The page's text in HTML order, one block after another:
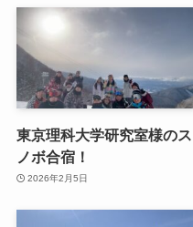
東京理科大学研究室様のス
ノボ合宿！
2026年2月5日